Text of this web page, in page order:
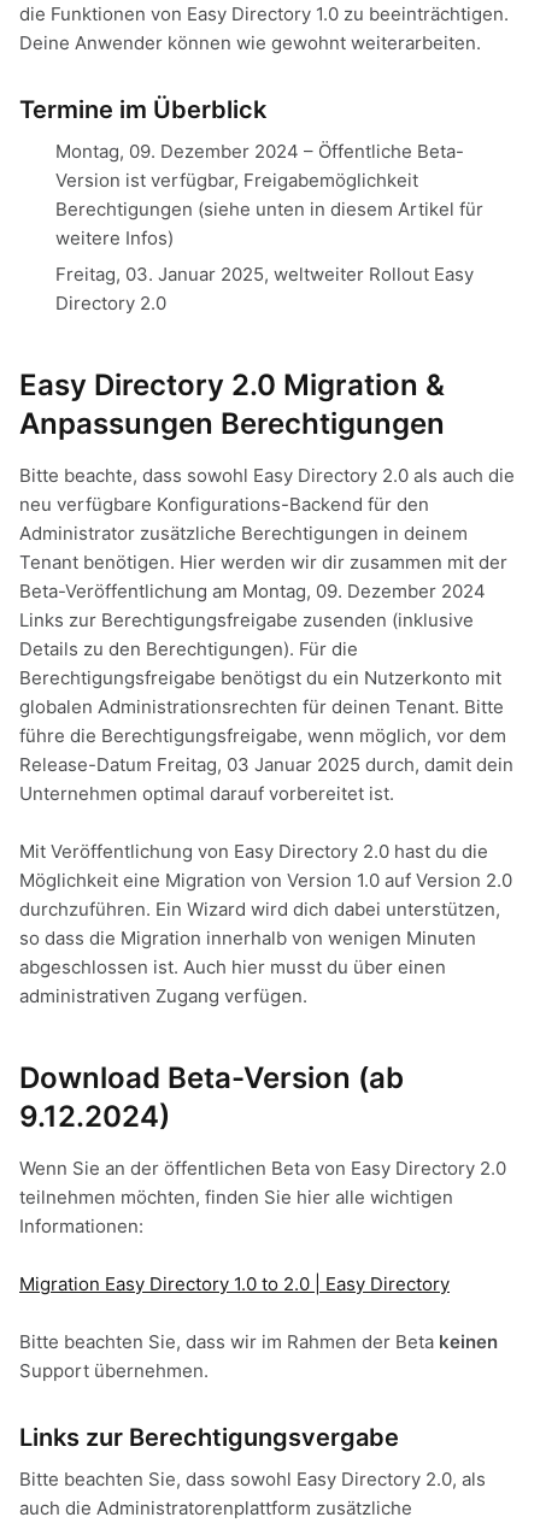
die Funktionen von Easy Directory 1.0 zu beeinträchtigen.
Deine Anwender können wie gewohnt weiterarbeiten.
Termine im Überblick
Montag, 09. Dezember 2024 – Öffentliche Beta-
Version ist verfügbar, Freigabemöglichkeit
Berechtigungen (siehe unten in diesem Artikel für
weitere Infos)
Freitag, 03. Januar 2025, weltweiter Rollout Easy
Directory 2.0
Easy Directory 2.0 Migration &
Anpassungen Berechtigungen
Bitte beachte, dass sowohl Easy Directory 2.0 als auch die
neu verfügbare Konfigurations-Backend für den
Administrator zusätzliche Berechtigungen in deinem
Tenant benötigen. Hier werden wir dir zusammen mit der
Beta-Veröffentlichung am Montag, 09. Dezember 2024
Links zur Berechtigungsfreigabe zusenden (inklusive
Details zu den Berechtigungen). Für die
Berechtigungsfreigabe benötigst du ein Nutzerkonto mit
globalen Administrationsrechten für deinen Tenant. Bitte
führe die Berechtigungsfreigabe, wenn möglich, vor dem
Release-Datum Freitag, 03 Januar 2025 durch, damit dein
Unternehmen optimal darauf vorbereitet ist.
Mit Veröffentlichung von Easy Directory 2.0 hast du die
Möglichkeit eine Migration von Version 1.0 auf Version 2.0
durchzuführen. Ein Wizard wird dich dabei unterstützen,
so dass die Migration innerhalb von wenigen Minuten
abgeschlossen ist. Auch hier musst du über einen
administrativen Zugang verfügen.
Download Beta-Version (ab
9.12.2024)
Wenn Sie an der öffentlichen Beta von Easy Directory 2.0
teilnehmen möchten, finden Sie hier alle wichtigen
Informationen:
Migration Easy Directory 1.0 to 2.0 | Easy Directory
Bitte beachten Sie, dass wir im Rahmen der Beta keinen
Support übernehmen.
Links zur Berechtigungsvergabe
Bitte beachten Sie, dass sowohl Easy Directory 2.0, als
auch die Administratorenplattform zusätzliche